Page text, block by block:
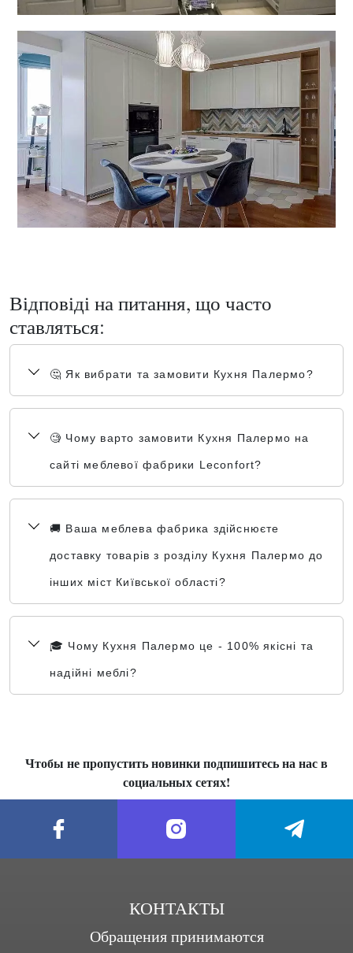
Відповіді на питання, що часто
ставляться:
🤔 Як вибрати та замовити Кухня Палермо?
🧐 Чому варто замовити Кухня Палермо на
сайті меблевої фабрики Leconfort?
🚚 Ваша меблева фабрика здійснюєте
доставку товарів з розділу Кухня Палермо до
інших міст Київської області?
🎓 Чому Кухня Палермо це - 100% якісні та
надійні меблі?
Чтобы не пропустить новинки подпишитесь на нас в
социальных сетях!
КОНТАКТЫ
Обращения принимаются